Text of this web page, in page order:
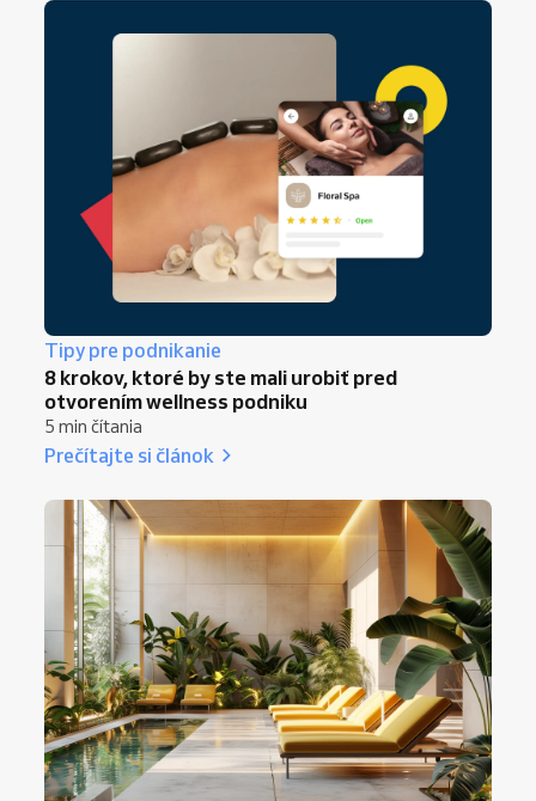
Tipy pre podnikanie
8 krokov, ktoré by ste mali urobiť pred
otvorením wellness podniku
5 min čítania
Prečítajte si článok